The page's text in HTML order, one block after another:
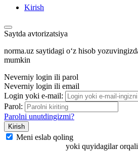
Kirish
Saytda avtorizatsiya
norma.uz saytidagi oʻz hisob
mumkin
Neverniy login ili parol
Neverniy login ili email
Login yoki e-mail:
Parol:
Parolni unutdingizmi?
Meni eslab qoling
yoki quyidagilar